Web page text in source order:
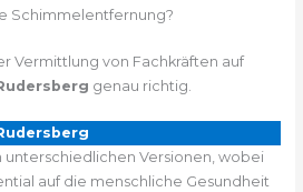
Schimmelentfernung?
Vermittlung von Fachkräften auf
genau richtig.
Versionen, wobei
auf die menschliche Gesundheit